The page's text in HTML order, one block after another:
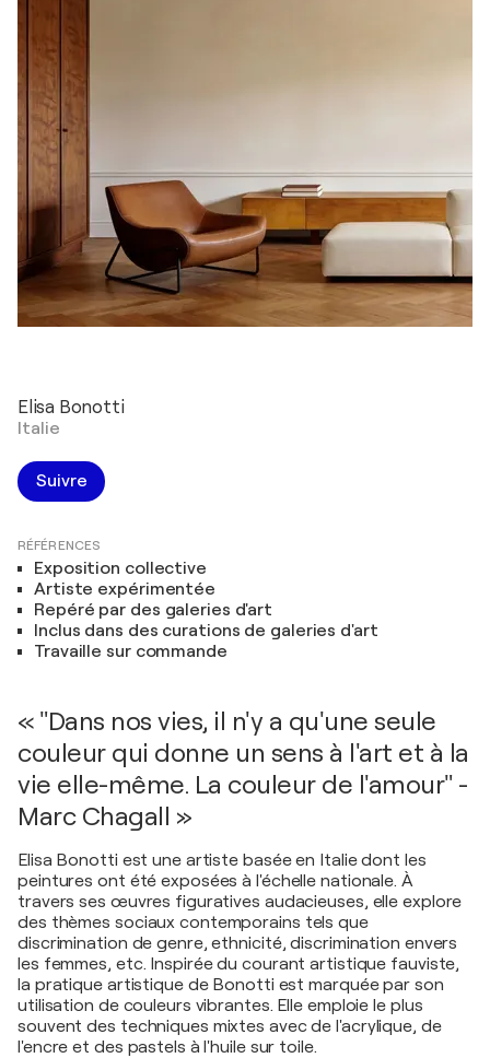
Elisa Bonotti
Italie
Suivre
RÉFÉRENCES
Exposition collective
Artiste expérimentée
Repéré par des galeries d'art
Inclus dans des curations de galeries d'art
Travaille sur commande
« "Dans nos vies, il n'y a qu'une seule
couleur qui donne un sens à l'art et à la
vie elle-même. La couleur de l'amour" -
Marc Chagall »
Elisa Bonotti est une artiste basée en Italie dont les
peintures ont été exposées à l'échelle nationale. À
travers ses œuvres figuratives audacieuses, elle explore
des thèmes sociaux contemporains tels que
discrimination de genre, ethnicité, discrimination envers
les femmes, etc. Inspirée du courant artistique fauviste,
la pratique artistique de Bonotti est marquée par son
utilisation de couleurs vibrantes. Elle emploie le plus
souvent des techniques mixtes avec de l'acrylique, de
l'encre et des pastels à l'huile sur toile.